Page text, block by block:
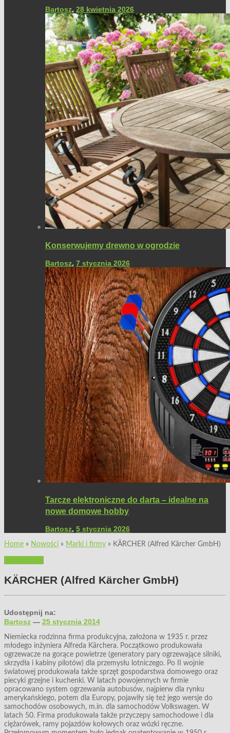
Bartosz, 28 kwietnia 2026
Konserwujemy drewno w ogrodzie
Bartosz, 7 stycznia 2026
Tarcze elektroniczne do darta – idealne na
nowe domowe hobby
Bartosz, 5 stycznia 2026
Home » Nowości » Marki i firmy » KÄRCHER (Alfred Kärcher GmbH)
KÄRCHER (Alfred Kärcher GmbH)
Udostępnij na:
Bartosz — 25 stycznia 2014
Niemiecka rodzinna firma produkcyjna, założona w 1935 r. przez
młodego inżyniera Alfreda Kärchera. Początkowo produkowała
ogrzewacze na gorące powietrze (generatory pary ogrzewające silniki,
skrzydła i kabiny pilotów) dla przemysłu lotniczego. Po II wojnie
światowej produkowała także sprzęt gospodarstwa domowego oraz
piecyki grzejne i kuchenki. W latach powojennych w firmie
opracowano system ogrzewania autobusów, najpierw dla rynku
amerykańskiego, potem dla Europy, pojawiły się też jego wersje do
samochodów osobowych, m.in. dla samochodów Volkswagen. W
latach 50. Firma produkowała także przyczepy samochodowe i dla
ciężarówek, ramy pojazdów kołowych oraz wózki ręczne.